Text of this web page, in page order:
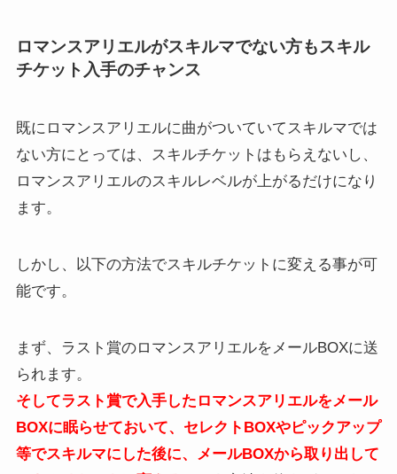
ロマンスアリエルがスキルマでない方もスキル
チケット入手のチャンス
既にロマンスアリエルに曲がついていてスキルマでは
ない方にとっては、スキルチケットはもらえないし、
ロマンスアリエルのスキルレベルが上がるだけになり
ます。
しかし、以下の方法でスキルチケットに変える事が可
能です。
まず、ラスト賞のロマンスアリエルをメールBOXに送
られます。
そしてラスト賞で入手したロマンスアリエルをメール
BOXに眠らせておいて、セレクトBOXやピックアップ
等でスキルマにした後に、メールBOXから取り出して